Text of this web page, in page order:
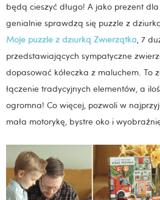
będą cieszyć długo! A jako prezent
genialnie sprawdzą się puzzle z
Moje puzzle z dziurką Zwierzątka, 7
przedstawiających sympatyczne
dopasować kółeczka z maluchem. To
łączenie tradycyjnych elementów, a
ogromna! Co więcej, pozwoli w
mała motorykę, bystre oko i